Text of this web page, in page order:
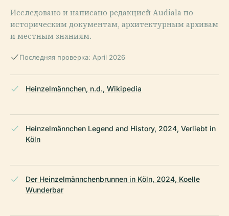
Исследовано и написано редакцией Audiala по
историческим документам, архитектурным архивам
и местным знаниям.
Последняя проверка: April 2026
Heinzelmännchen, n.d., Wikipedia
Heinzelmännchen Legend and History, 2024, Verliebt in
Köln
Der Heinzelmännchenbrunnen in Köln, 2024, Koelle
Wunderbar